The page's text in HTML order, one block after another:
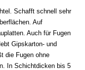
Schafft schnell sehr
Auf
Auch für Fugen
Gipskarton- und
die Fugen ohne
In Schichtdicken bis 5